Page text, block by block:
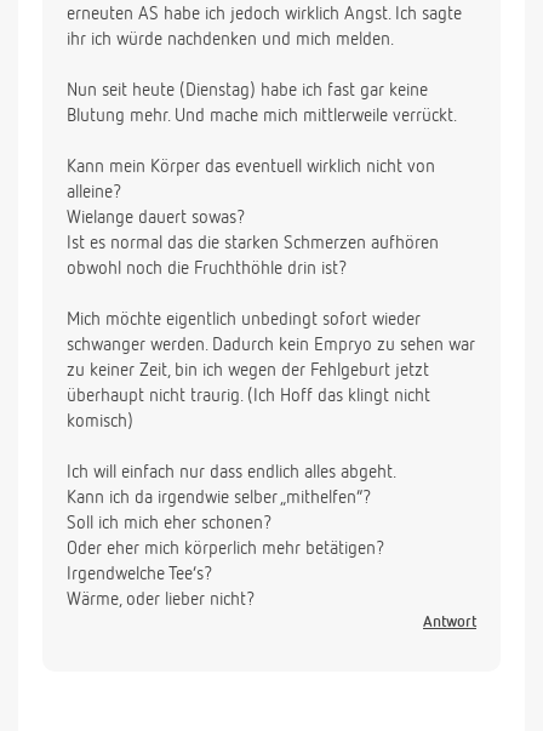
erneuten AS habe ich jedoch wirklich Angst. Ich sagte
ihr ich würde nachdenken und mich melden.
Nun seit heute (Dienstag) habe ich fast gar keine
Blutung mehr. Und mache mich mittlerweile verrückt.
Kann mein Körper das eventuell wirklich nicht von
alleine?
Wielange dauert sowas?
Ist es normal das die starken Schmerzen aufhören
obwohl noch die Fruchthöhle drin ist?
Mich möchte eigentlich unbedingt sofort wieder
schwanger werden. Dadurch kein Empryo zu sehen war
zu keiner Zeit, bin ich wegen der Fehlgeburt jetzt
überhaupt nicht traurig. (Ich Hoff das klingt nicht
komisch)
Ich will einfach nur dass endlich alles abgeht.
Kann ich da irgendwie selber „mithelfen“?
Soll ich mich eher schonen?
Oder eher mich körperlich mehr betätigen?
Irgendwelche Tee‘s?
Wärme, oder lieber nicht?
Antwort